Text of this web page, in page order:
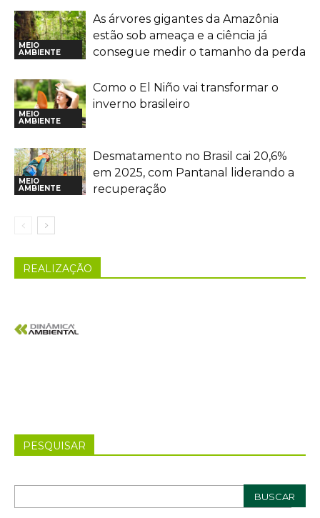
MEIO
AMBIENTE
As árvores gigantes da Amazônia
estão sob ameaça e a ciência já
consegue medir o tamanho da perda
MEIO
AMBIENTE
Como o El Niño vai transformar o
inverno brasileiro
MEIO
AMBIENTE
Desmatamento no Brasil cai 20,6%
em 2025, com Pantanal liderando a
recuperação
REALIZAÇÃO
PESQUISAR